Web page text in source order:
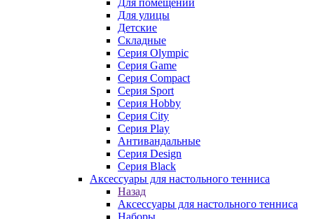
Для помещений
Для улицы
Детские
Складные
Серия Olympic
Серия Game
Серия Compact
Серия Sport
Серия Hobby
Серия City
Серия Play
Антивандальные
Серия Design
Серия Black
Аксессуары для настольного тенниса
Назад
Аксессуары для настольного тенниса
Наборы